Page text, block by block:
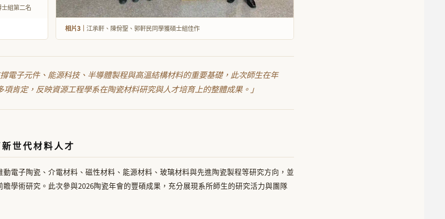
組第二名
相片3｜ 江承軒、陳佾聖、郭軒民同學獲碩士組佳作
電子元件、能源科技、半導體製程與高溫結構材料的重要基礎，此次師生在年
項肯定，反映資源工程學系在陶瓷材料研究與人才培育上的整體成果。」
世代材料人才
電子陶瓷、介電材料、磁性材料、能源材料、玻璃材料與先進陶瓷製程等研究方向，並
學術研究。此次參與2026陶瓷年會的豐碩成果，充分展現系所師生的研究活力與團隊